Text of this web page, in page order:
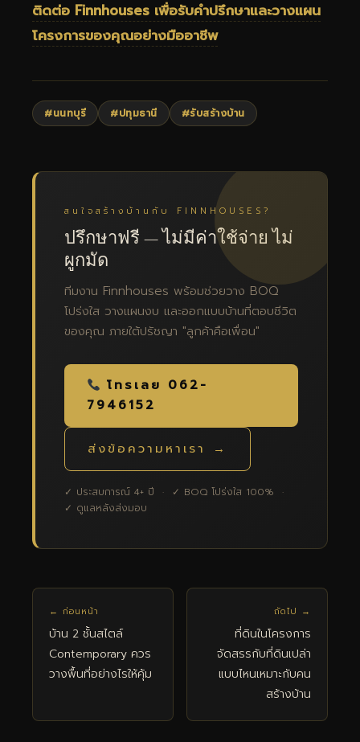
ติดต่อ Finnhouses เพื่อรับคำปรึกษาและวางแผน
โครงการของคุณอย่างมืออาชีพ
#นนทบุรี #ปทุมธานี #รับสร้างบ้าน
สนใจสร้างบ้านกับ FINNHOUSES?
ปรึกษาฟรี — ไม่มีค่าใช้จ่าย ไม่
ผูกมัด
ทีมงาน Finnhouses พร้อมช่วยวาง BOQ
โปร่งใส วางแผนงบ และออกแบบบ้านที่ตอบชีวิต
ของคุณ ภายใต้ปรัชญา "ลูกค้าคือเพื่อน"
โทรเลย 062-
7946152
ส่งข้อความหาเรา →
✓ ประสบการณ์ 4+ ปี · ✓ BOQ โปร่งใส 100% ·
✓ ดูแลหลังส่งมอบ
← ก่อนหน้า
บ้าน 2 ชั้นสไตล์
Contemporary ควร
วางพื้นที่อย่างไรให้คุ้ม
ถัดไป →
ที่ดินในโครงการ
จัดสรรกับที่ดินเปล่า
แบบไหนเหมาะกับคน
สร้างบ้าน